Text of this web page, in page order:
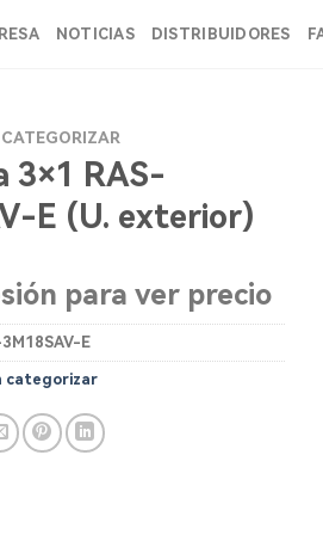
NOTICIAS DISTRIBUIDORES
3×1 RAS-
E (U. exterior)
para ver precio
E
categorizar